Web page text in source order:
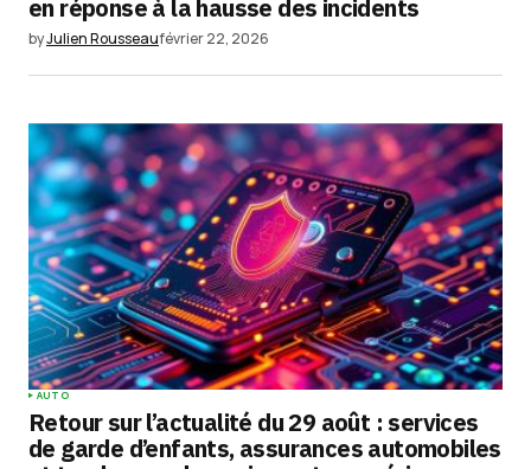
site dans le navigateur pour mon prochain
Submit Comment
en réponse à la hausse des incidents
byJulien Rousseaufévrier 22, 2026
AUTO
Retour sur l’actualité du 29 août : services
de garde d’enfants, assurances automobiles